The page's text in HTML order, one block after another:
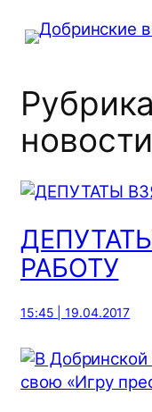
Перейти
новости
РАБОТУ
15:45 | 19.04.2017